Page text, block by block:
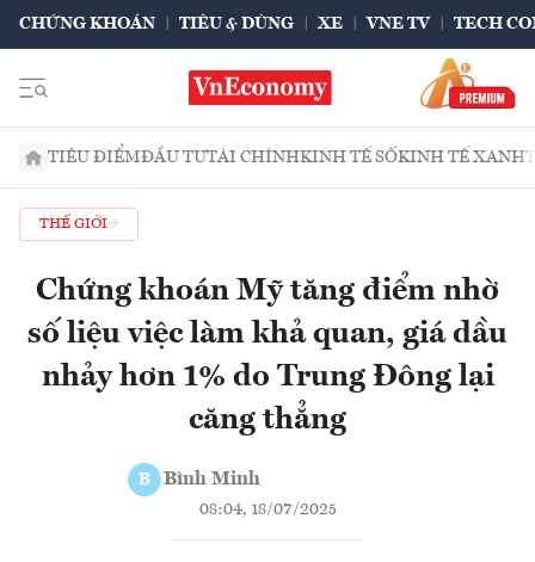
CHỨNG KHOÁN TIÊU & DÙNG XE VNE TV TECH
TIÊU ĐIỂMĐẦU TƯTÀI CHÍNHKINH TẾ SỐKINH TẾ XANH
THẾ GIỚI
Chứng khoán Mỹ tăng điểm nhờ
số liệu việc làm khả quan, giá dầu
nhảy hơn 1% do Trung Đông lại
căng thẳng
B Bình Minh
08:04, 18/07/2025